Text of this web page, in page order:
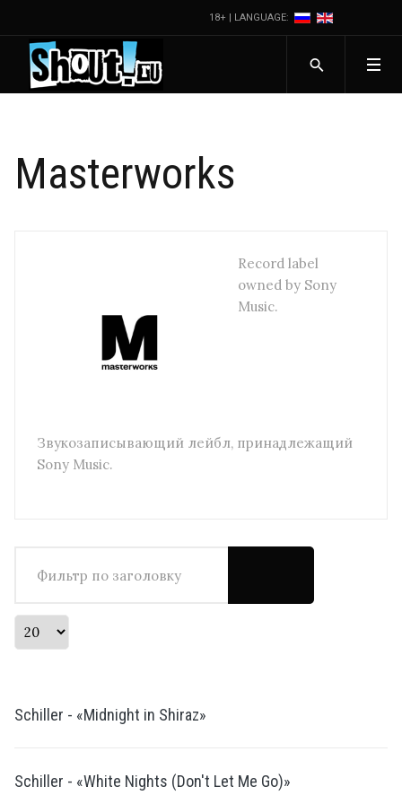
18+ | LANGUAGE:
Masterworks
Record label
owned by Sony
Music.
Звукозаписывающий лейбл, принадлежащий
Sony Music.
Кол-во строк:
Schiller - «Midnight in Shiraz»
Schiller - «White Nights (Don't Let Me Go)»